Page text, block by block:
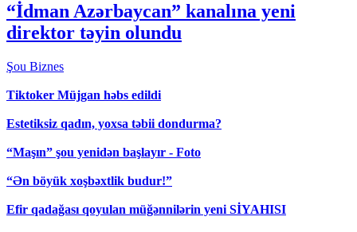
“İdman Azərbaycan” kanalına yeni
direktor təyin olundu
Şou Biznes
Tiktoker Müjgan həbs edildi
Estetiksiz qadın, yoxsa təbii dondurma?
“Maşın” şou yenidən başlayır - Foto
“Ən böyük xoşbəxtlik budur!”
Efir qadağası qoyulan müğənnilərin yeni SİYAHISI